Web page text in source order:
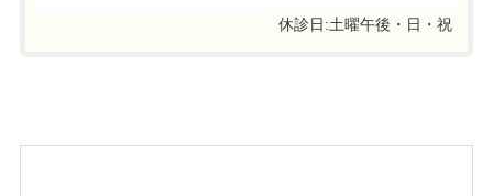
休診日:土曜午後・日・祝